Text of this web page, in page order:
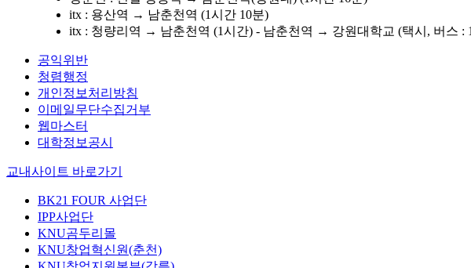
itx : 용산역 → 남춘천역 (1시간 10분)
itx : 청량리역 → 남춘천역 (1시간) - 남춘천역 → 강원대학교 (택시, 버스 :
공익위반
청렴행정
개인정보처리방침
이메일무단수집거부
웹마스터
대학정보공시
교내사이트 바로가기
BK21 FOUR 사업단
IPP사업단
KNU곰두리몰
KNU창업혁신원(춘천)